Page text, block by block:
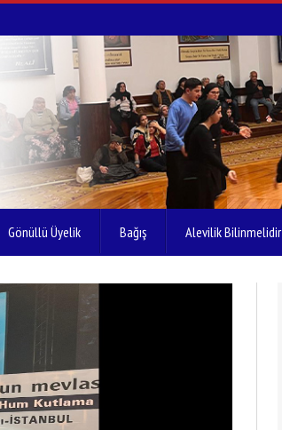
Gönüllü Üyelik Bağış Alevilik Bilinmelidir